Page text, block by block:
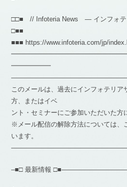
□□■ // Infoteria News — インフォテ
□■■
■■■ https://www.infoteria.com/jp/
━━━━━━
このメールは、過去にインフォテリア
方、またはイベ
ント・セミナーにご参加いただいた方
※メール配信の解除方法については、
います。
–■□ 最新情報